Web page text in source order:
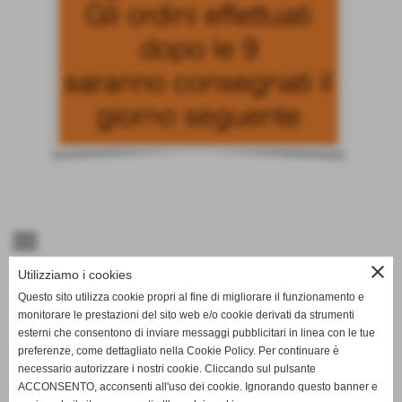
menu
Home>Merenda Smart>Ricarica
Ricarica 15 euro
cod.:R15-Ricarica
close
Utilizziamo i cookies
Questo sito utilizza cookie propri al fine di migliorare il funzionamento e
monitorare le prestazioni del sito web e/o cookie derivati da strumenti
esterni che consentono di inviare messaggi pubblicitari in linea con le tue
preferenze, come dettagliato nella Cookie Policy. Per continuare è
necessario autorizzare i nostri cookie. Cliccando sul pulsante
ACCONSENTO, acconsenti all'uso dei cookie. Ignorando questo banner e